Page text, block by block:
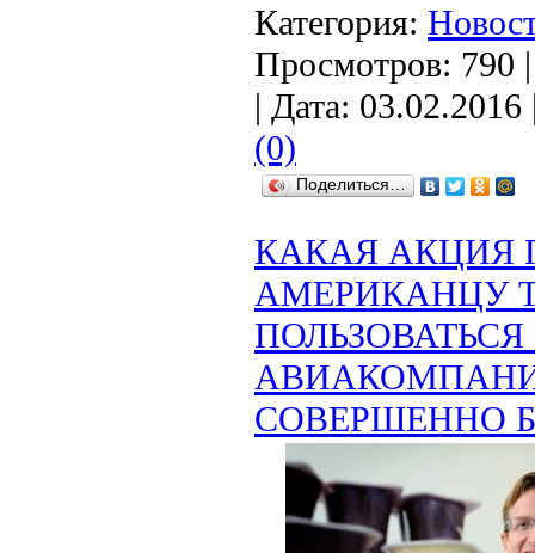
Категория:
Просмотров: 790
| Дата: 03.02.2016
(0)
Поделиться…
КАКАЯ АКЦИЯ
АМЕРИКАНЦУ
СОВЕРШЕННО